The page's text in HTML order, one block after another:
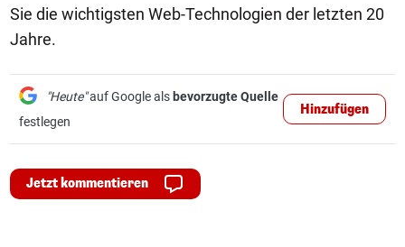
Sie die wichtigsten Web-Technologien der letzten 20
Jahre.
"Heute"auf Google als bevorzugte Quelle
festlegen
Hinzufügen
Jetzt kommentieren